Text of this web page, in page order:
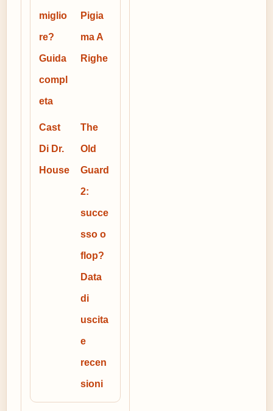
miglio
re?
Guida
compl
eta
Pigia
ma A
Righe
Cast
Di Dr.
House
The
Old
Guard
2:
succe
sso o
flop?
Data
di
uscita
e
recen
sioni